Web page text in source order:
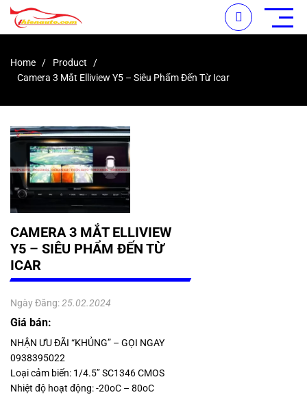
Home
Product
Camera 3 Mắt Elliview Y5 – Siêu Phẩm Đến Từ Icar
CAMERA 3 MẮT ELLIVIEW
Y5 – SIÊU PHẨM ĐẾN TỪ
ICAR
Ngày Đăng: 25.02.2024
Giá bán:
NHẬN ƯU ĐÃI “KHỦNG” – GỌI NGAY
0938395022
Loại cảm biến: 1/4.5’’ SC1346 CMOS
Nhiệt độ hoạt động: -20oC – 80oC